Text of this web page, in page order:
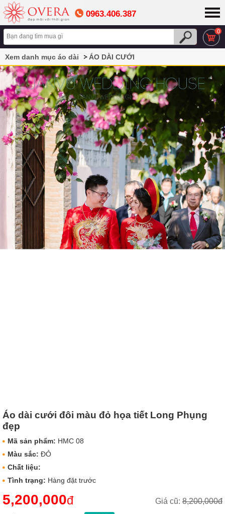
0963.406.387
0
Xem danh mục áo dài
ÁO DÀI CƯỚI
Áo dài cưới đôi màu đỏ họa tiết Long Phụng đẹp
Áo dài cưới đôi màu đỏ họa tiết Long Phụng
đẹp
Mã sản phẩm: HMC 08
Màu sắc: ĐỎ
Chất liệu:
Tình trạng: Hàng đặt trước
Giá cũ: 8,200,000đ
5,200,000đ